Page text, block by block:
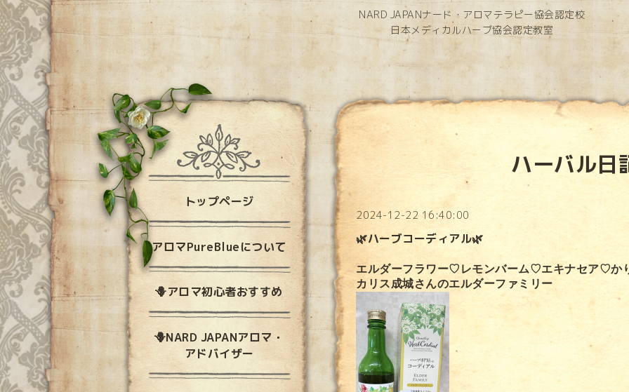
NARD JAPANナード・アロマテラピー協会認定校
日本メディカルハーブ協会認定教室
ハーバル日
2024-12-22 16:40:00
🌿ハーブコーディアル🌿
エルダーフラワー♡レモンバーム♡エキナセア♡か
カリス成城さんのエルダーファミリー
トップページ
アロマPureBlueについて
🪻アロマ初心者おすすめ
🪻NARD JAPANアロマ・
アドバイザー